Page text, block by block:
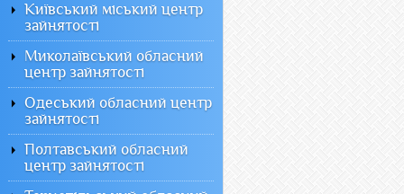
Київський міський центр
зайнятості
Миколаївський обласний
центр зайнятості
Одеський обласний центр
зайнятості
Полтавський обласний
центр зайнятості